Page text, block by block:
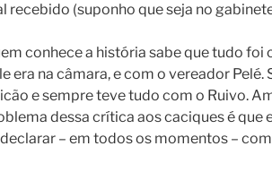
recebido (suponho que seja no
conhece a história sabe que tudo
era na câmara, e com o vereador
e sempre teve tudo com o Ruivo.
dessa crítica aos caciques é que
– em todos os momentos –